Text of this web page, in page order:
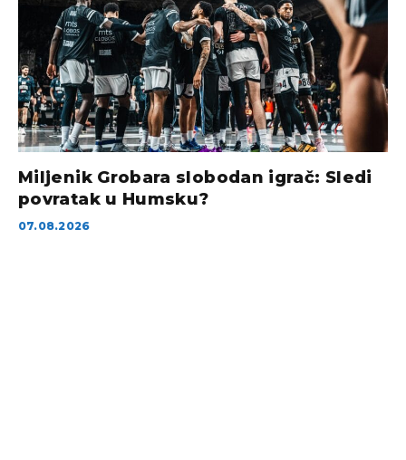
Miljenik Grobara slobodan igrač: Sledi
povratak u Humsku?
07.08.2026